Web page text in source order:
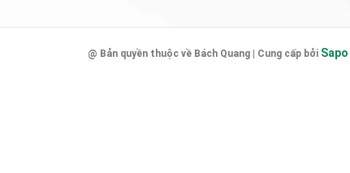
@ Bản quyền thuộc về Bách Quang | Cung cấp bởi Sapo